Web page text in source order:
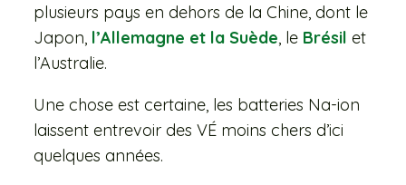
plusieurs pays en dehors de la Chine, dont le
Japon, l’Allemagne et la Suède , le Brésil et
l’Australie.
Une chose est certaine, les batteries Na-ion
laissent entrevoir des VÉ moins chers d’ici
quelques années.